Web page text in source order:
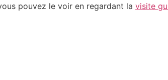
pouvez le voir en regardant la visite